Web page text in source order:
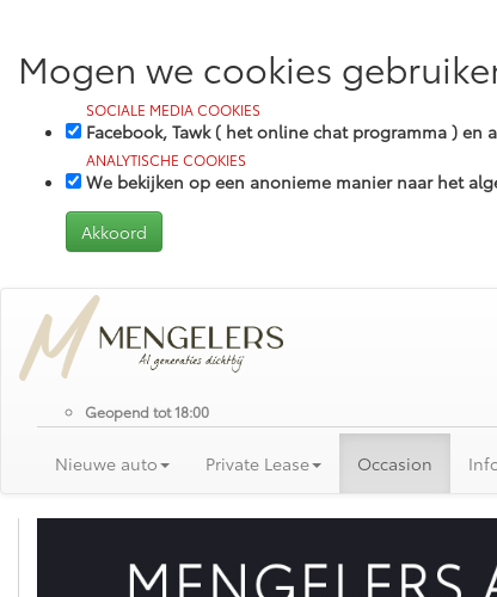
Mogen we cookies
SOCIALE MEDIA COOKIES
Facebook, Tawk ( het online chat programma )
ANALYTISCHE COOKIES
We bekijken op een anonieme manier naar het
Geopend tot 18:00
Nieuwe auto Private Lease Occasion